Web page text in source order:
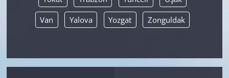
Van Yalova Yozgat Zonguldak